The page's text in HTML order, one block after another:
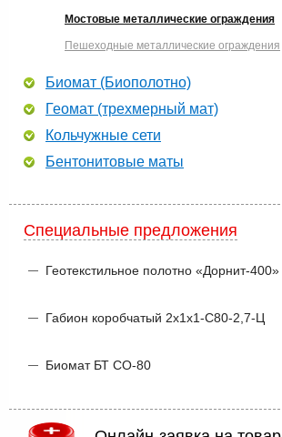
Мостовые металлические ограждения
Пешеходные металлические ограждения
Биомат (Биополотно)
Геомат (трехмерный мат)
Кольчужные сети
Бентонитовые маты
Специальные предложения
Геотекстильное полотно «Дорнит-400»
Габион коробчатый 2х1х1-С80-2,7-Ц
Биомат БТ СО-80